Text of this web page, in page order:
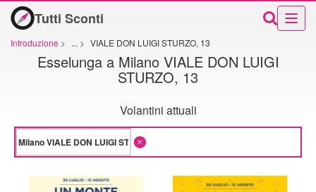
Tutti Sconti
Introduzione > ... > VIALE DON LUIGI STURZO, 13
Esselunga a Milano VIALE DON LUIGI
STURZO, 13
Volantini attuali